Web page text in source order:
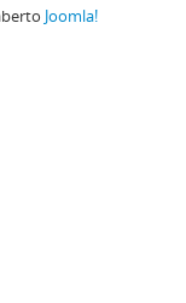
Joomla!